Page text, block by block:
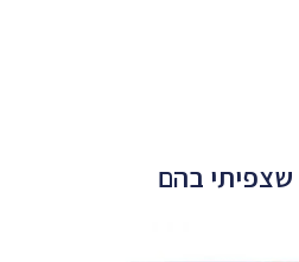
שצפיתי בהם